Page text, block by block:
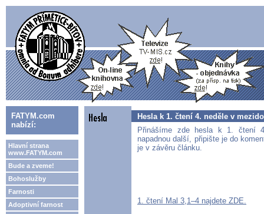
FATYM.com
nabízí:
Hlavní strana
www.FATYM.com
Bude a zveme!
Bohoslužby
Farnosti
Adoptivní farnost
Hesla k 1. čtení 4. neděle v
Přinášíme zde hesla k 1. čtení
napadnou další, připište je do
je v závěru článku.
1. čtení Mal 3,1–4 najdete ZDE.